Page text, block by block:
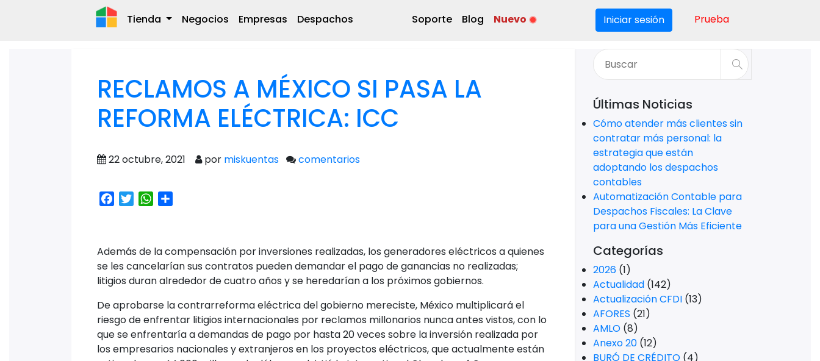
Tienda Negocios Empresas Despachos Soporte Blog Nuevo Iniciar sesión Prueba
RECLAMOS A MÉXICO SI PASA LA
REFORMA ELÉCTRICA: ICC
22 octubre, 2021 por miskuentas comentarios
Facebook
TwitterWhatsApp
Además de la compensación por inversiones realizadas, los generadores eléctricos a quienes
se les cancelarían sus contratos pueden demandar el pago de ganancias no realizadas;
litigios duran alrededor de cuatro años y se heredarían a los próximos gobiernos.
De aprobarse la contrarreforma eléctrica del gobierno mereciste, México multiplicará el
riesgo de enfrentar litigios internacionales por reclamos millonarios nunca antes vistos, con lo
que se enfrentaría a demandas de pago por hasta 20 veces sobre la inversión realizada por
los empresarios nacionales y extranjeros en los proyectos eléctricos, que actualmente están
Últimas Noticias
Cómo atender más clientes sin
contratar más personal: la
estrategia que están
adoptando los despachos
contables
Automatización Contable para
Despachos Fiscales: La Clave
para una Gestión Más Eficiente
Categorías
2026 (1)
Actualidad (142)
Actualización CFDI (13)
AFORES (21)
AMLO (8)
Anexo 20 (12)
BURÓ DE CRÉDITO (4)